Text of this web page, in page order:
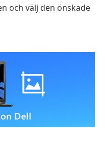
och välj den önskade